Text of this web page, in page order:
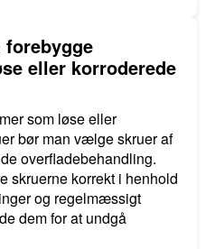
forebygge
eller korroderede
som løse eller
bør man vælge skruer af
overfladebehandling.
skruerne korrekt i henhold
og regelmæssigt
dem for at undgå